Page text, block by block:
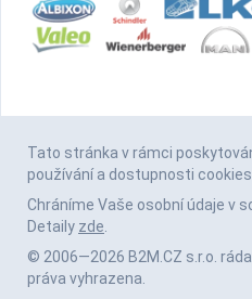
Tato stránka v rámci
používání a dostupnosti
Chráníme Vaše osobní údaje v
Detaily zde.
© 2006—2026 B2M.CZ s.r.o. ráda
práva vyhrazena.